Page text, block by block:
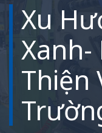
Xu
Xanh-
Thiện